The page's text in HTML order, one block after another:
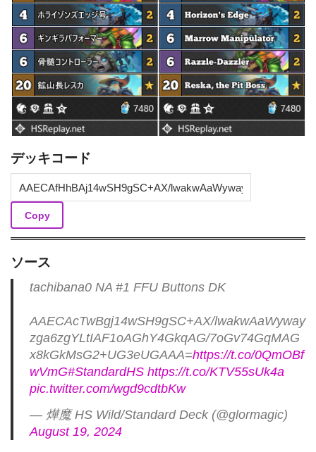
デッキコード
Copy
ソース
tachibana0 NA #1 FFU Buttons DK
AAECAcTwBgj14wSH9gSC+AX/lwakwAaWyway
zga6zgYLtIAF1oAGhY4GkqAG/7oGv74GqMAG
x8kGkMsG2+UG3eUGAAA=https://t.co/0QmOBf
wVmG#StandardHS https://t.co/KTV55sUk4a
pic.twitter.com/wgd9cdtbKw
— 燁魔 HS Wild/Standard Deck (@glormagic)
August 19, 2024